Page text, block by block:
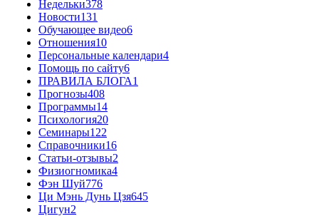
Недельки378
Новости131
Обучающее видео6
Отношения10
Персональные календари4
Помощь по сайту6
ПРАВИЛА БЛОГА1
Прогнозы408
Программы14
Психология20
Семинары122
Справочники16
Статьи-отзывы2
Физиогномика4
Фэн Шуй776
Ци Мэнь Дунь Цзя645
Цигун2